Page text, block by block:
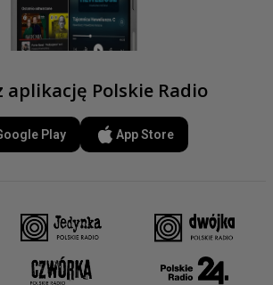
aplikację Polskie Radio
Play App Store